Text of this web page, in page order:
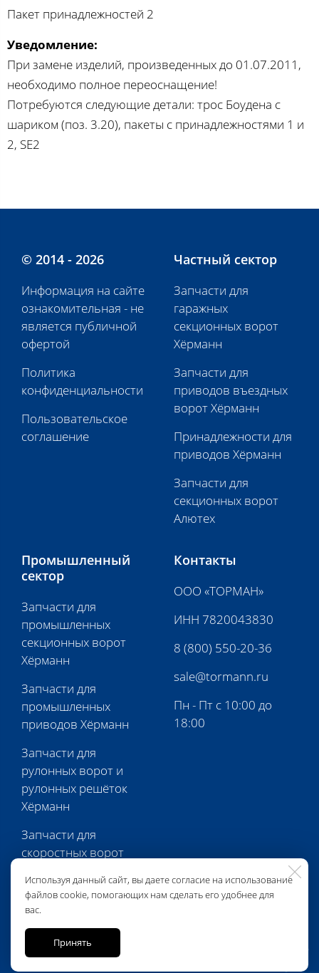
Используя данный сайт, вы даете согласие на использование
файлов cookie, помогающих нам сделать его удобнее для
вас.
Принять
Пакет принадлежностей 2
Уведомление:
При замене изделий, произведенных до 01.07.2011,
необходимо полное переоснащение!
Потребуются следующие детали: трос Боудена с
шариком (поз. 3.20), пакеты с принадлежностями 1 и
2, SE2
© 2014 - 2026
Информация на сайте
ознакомительная - не
является публичной
офертой
Политика
конфиденциальности
Пользовательское
соглашение
Частный сектор
Запчасти для
гаражных
секционных ворот
Хёрманн
Запчасти для
приводов въездных
ворот Хёрманн
Принадлежности для
приводов Хёрманн
Запчасти для
секционных ворот
Алютех
Промышленный
сектор
Запчасти для
промышленных
секционных ворот
Хёрманн
Запчасти для
промышленных
приводов Хёрманн
Запчасти для
рулонных ворот и
рулонных решёток
Хёрманн
Запчасти для
скоростных ворот
Запчасти для
перегрузочной
техники Хёрманн
Контакты
ООО «ТОРМАН»
ИНН 7820043830
8 (800) 550-20-36
sale@tormann.ru
Пн - Пт с 10:00 до
18:00